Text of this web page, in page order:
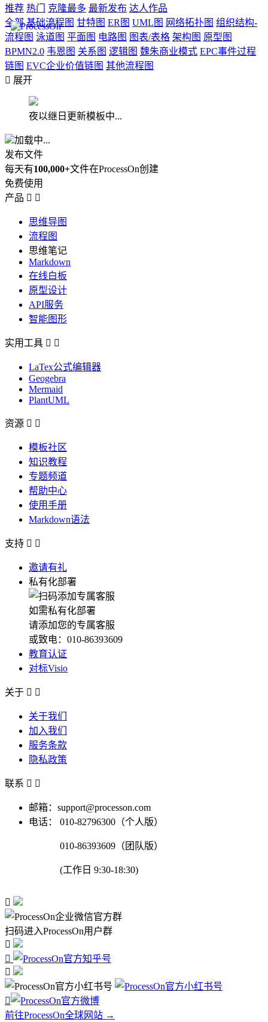
推荐 热门 克隆最多 最新发布 达人作品
全部 基础流程图 甘特图 ER图 UML图 网络拓扑图 组织结构-
流程图 泳道图 平面图 电路图 图表/表格 架构图 原型图
BPMN2.0 韦恩图 关系图 逻辑图 魏朱商业模式 EPC事件过程
链图 EVC企业价值链图 其他流程图
 展开
夜以继日更新模板中...
加载中...
发布文件
每天有100,000+文件在ProcessOn创建
免费使用
产品  
思维导图
流程图
思维笔记
Markdown
在线白板
原型设计
API服务
智能图形
实用工具  
LaTex公式编辑器
Geogebra
Mermaid
PlantUML
资源  
模板社区
知识教程
专题频道
帮助中心
使用手册
Markdown语法
支持  
邀请有礼
私有化部署
如需私有化部署
请添加您的专属客服
或致电：010-86393609
教育认证
对标Visio
关于  
关于我们
加入我们
服务条款
隐私政策
联系  
邮箱：support@processon.com
电话：
010-82796300（个人版）
010-86393609（团队版）
(工作日 9:30-18:30)

扫码进入ProcessOn用户群




前往ProcessOn全球网站 →